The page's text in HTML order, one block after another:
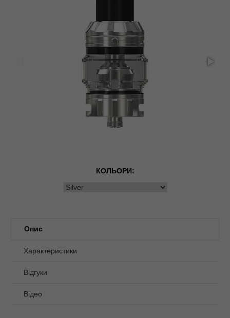
КОЛЬОРИ:
Опис
Характеристики
Відгуки
Відео